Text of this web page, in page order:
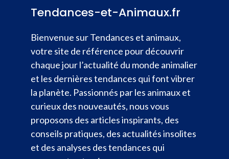
Tendances-et-Animaux.fr
Bienvenue sur Tendances et animaux,
votre site de référence pour découvrir
chaque jour l’actualité du monde animalier
et les dernières tendances qui font vibrer
la planète. Passionnés par les animaux et
curieux des nouveautés, nous vous
proposons des articles inspirants, des
conseils pratiques, des actualités insolites
et des analyses des tendances qui